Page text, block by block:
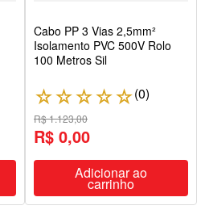
Cabo PP 3 Vias 2,5mm²
Isolamento PVC 500V Rolo
100 Metros Sil
☆☆☆☆☆(0)
R$ 1.123,00
R$ 0,00
Adicionar ao
carrinho